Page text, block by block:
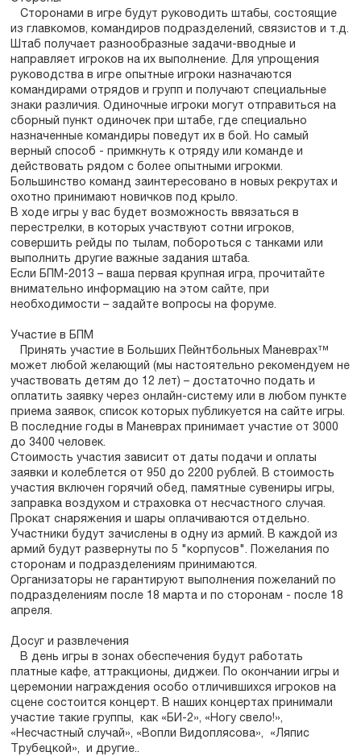
Сторонами в игре будут руководить штабы, состоящие
из главкомов, командиров подразделений, связистов и т.д.
Штаб получает разнообразные задачи-вводные и
направляет игроков на их выполнение. Для упрощения
руководства в игре опытные игроки назначаются
командирами отрядов и групп и получают специальные
знаки различия. Одиночные игроки могут отправиться на
сборный пункт одиночек при штабе, где специально
назначенные командиры поведут их в бой. Но самый
верный способ - примкнуть к отряду или команде и
действовать рядом с более опытными игрокми.
Большинство команд заинтересовано в новых рекрутах и
охотно принимают новичков под крыло.
В ходе игры у вас будет возможность ввязаться в
перестрелки, в которых участвуют сотни игроков,
совершить рейды по тылам, побороться с танками или
выполнить другие важные задания штаба.
Если БПМ-2013 – ваша первая крупная игра, прочитайте
внимательно информацию на этом сайте, при
необходимости – задайте вопросы на форуме.
Участие в БПМ
Принять участие в Больших Пейнтбольных Маневрах™
может любой желающий (мы настоятельно рекомендуем не
участвовать детям до 12 лет) – достаточно подать и
оплатить заявку через онлайн-систему или в любом пункте
приема заявок, список которых публикуется на сайте игры.
В последние годы в Маневрах принимает участие от 3000
до 3400 человек.
Стоимость участия зависит от даты подачи и оплаты
заявки и колеблется от 950 до 2200 рублей. В стоимость
участия включен горячий обед, памятные сувениры игры,
заправка воздухом и страховка от несчастного случая.
Прокат снаряжения и шары оплачиваются отдельно.
Участники будут зачислены в одну из армий. В каждой из
армий будут развернуты по 5 "корпусов". Пожелания по
сторонам и подразделениям принимаются.
Организаторы не гарантируют выполнения пожеланий по
подразделениям после 18 марта и по сторонам - после 18
апреля.
Досуг и развлечения
В день игры в зонах обеспечения будут работать
платные кафе, аттракционы, диджеи. По окончании игры и
церемонии награждения особо отличившихся игроков на
сцене состоится концерт. В наших концертах принимали
участие такие группы, как «БИ-2», «Ногу свело!»,
«Несчастный случай», «Вопли Видоплясова», «Ляпис
Трубецкой», и другие..